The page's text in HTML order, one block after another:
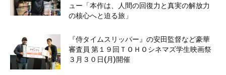
ュー「本作は、人間の回復力と真実の解放力
の核心へと迫る旅」
『侍タイムスリッパー』の安田監督など豪華
審査員 第１９回ＴＯＨＯシネマズ学生映画祭
３月３０日(月)開催